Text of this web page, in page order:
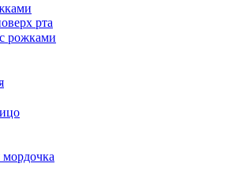
рта
рожками